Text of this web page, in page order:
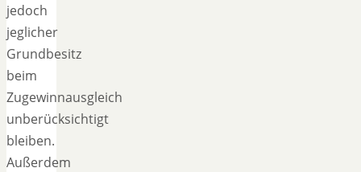
jedoch
jeglicher
Grundbesitz
beim
Zugewinnausgleich
unberücksichtigt
bleiben.
Außerdem